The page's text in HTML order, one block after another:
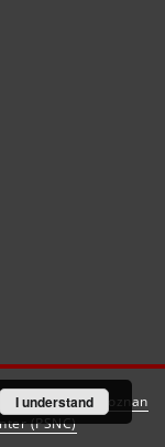
created by
Poznan
(PSNC)
I understand